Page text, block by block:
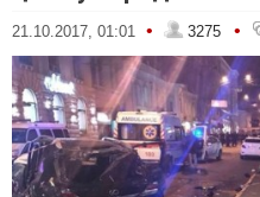
21.10.2017, 01:01 • 3275 •